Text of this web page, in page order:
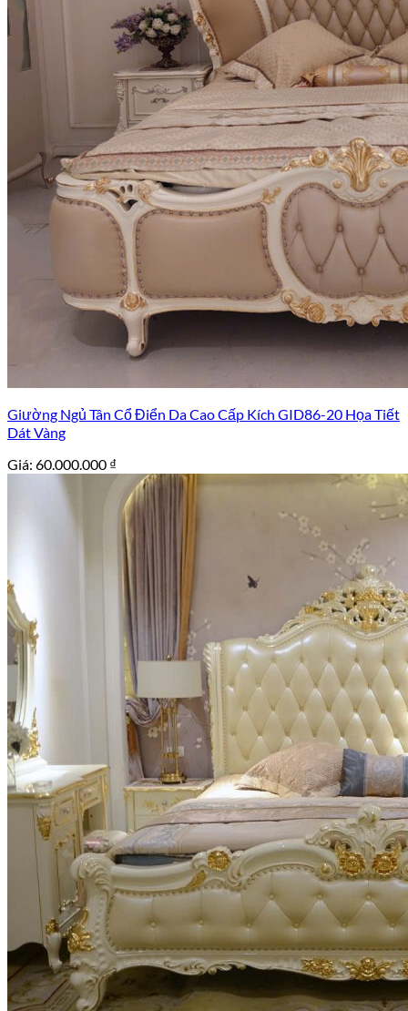
Giường Ngủ Tân Cổ Điển Da Cao Cấp Kích GID86-20 Họa Tiết
Dát Vàng
Giá: 60.000.000 ₫